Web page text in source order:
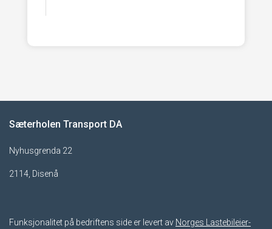
Sæterholen Transport DA
Nyhusgrenda 22
2114, Disenå
Funksjonalitet på bedriftens side er levert av Norges Lastebileier-